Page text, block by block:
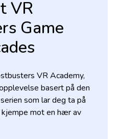
VR
Game
VR Academy,
basert på den
som lar deg ta på
mot en hær av